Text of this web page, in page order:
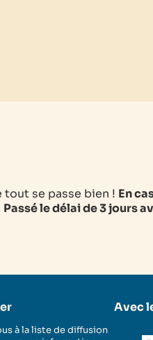
tout se passe bien ! En
Passé le délai de 3 jours
à la liste de diffusion
Avec